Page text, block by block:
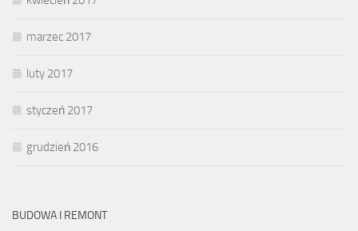
marzec 2017
luty 2017
styczeń 2017
grudzień 2016
BUDOWA I REMONT